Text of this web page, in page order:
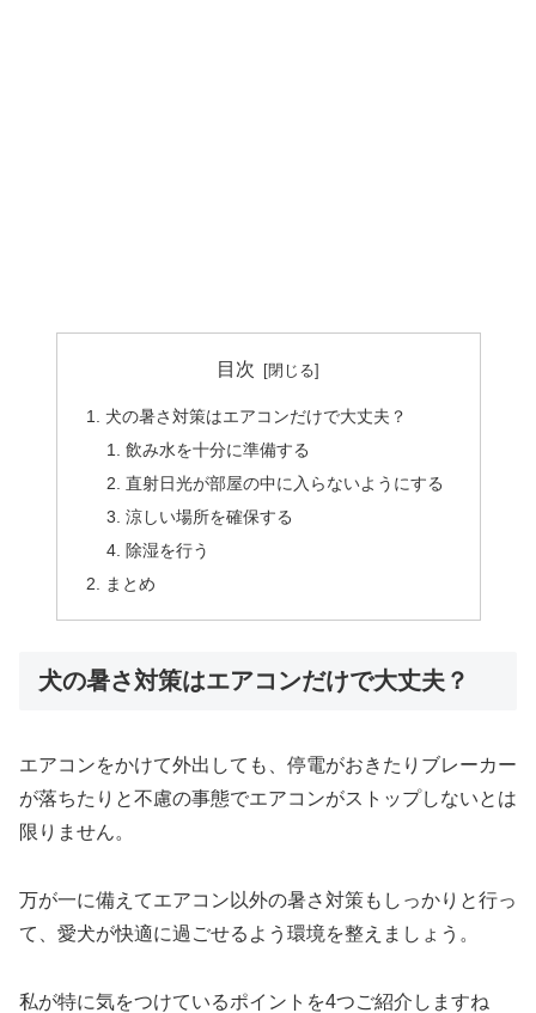
目次
犬の暑さ対策はエアコンだけで大丈夫？
飲み水を十分に準備する
直射日光が部屋の中に入らないようにする
涼しい場所を確保する
除湿を行う
まとめ
犬の暑さ対策はエアコンだけで大丈夫？
エアコンをかけて外出しても、停電がおきたりブレーカー
が落ちたりと不慮の事態でエアコンがストップしないとは
限りません。
万が一に備えてエアコン以外の暑さ対策もしっかりと行っ
て、愛犬が快適に過ごせるよう環境を整えましょう。
私が特に気をつけているポイントを4つご紹介しますね